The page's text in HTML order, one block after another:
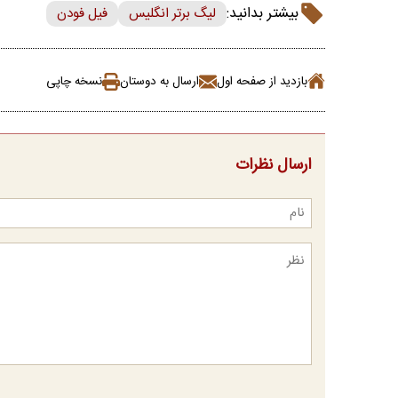
بیشتر بدانید: لیگ برتر انگلیس فیل فودن
بازدید از صفحه اول ارسال به دوستان نسخه چاپی
ارسال نظرات